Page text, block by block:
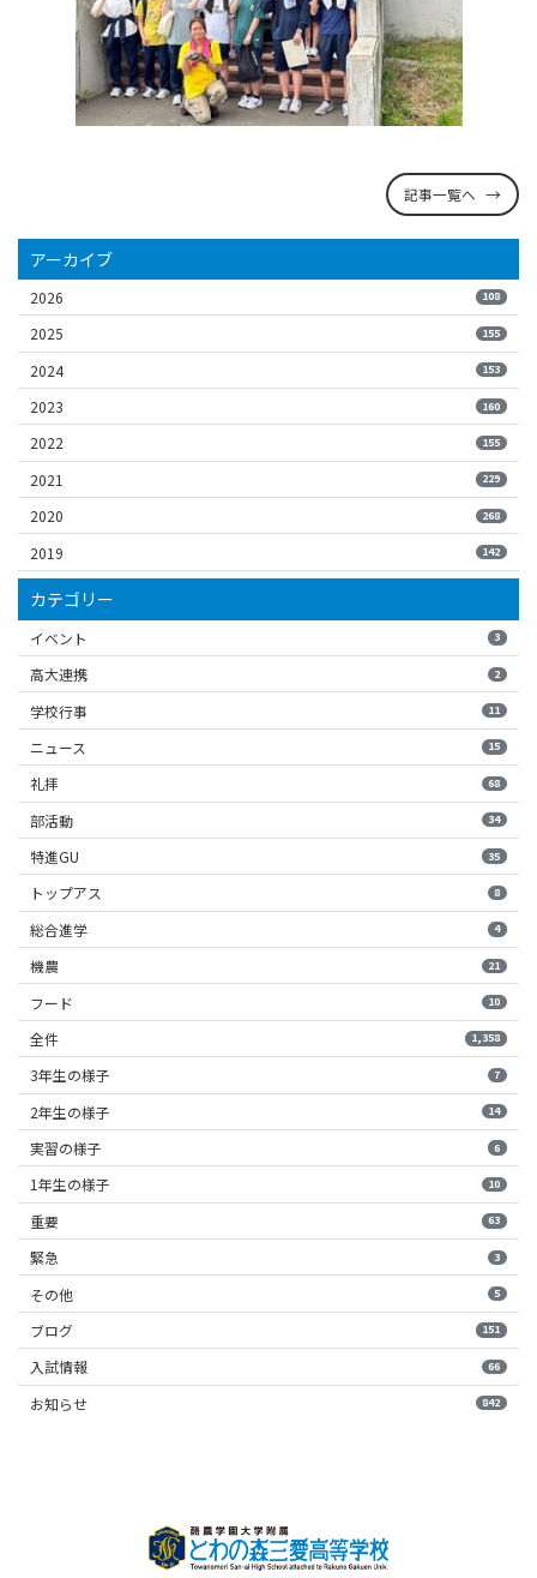
記事一覧へ
アーカイブ
2026 108
2025 155
2024 153
2023 160
2022 155
2021 229
2020 268
2019 142
カテゴリー
イベント 3
高大連携 2
学校行事 11
ニュース 15
礼拝 68
部活動 34
特進GU 35
トップアス 8
総合進学 4
機農 21
フード 10
全件 1,358
3年生の様子 7
2年生の様子 14
実習の様子 6
1年生の様子 10
重要 63
緊急 3
その他 5
ブログ 151
入試情報 66
お知らせ 842